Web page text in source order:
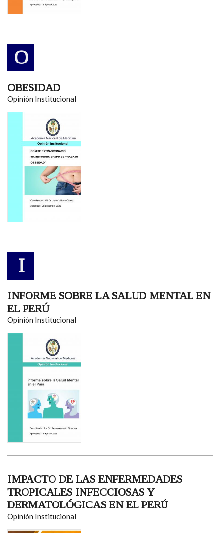
O
OBESIDAD
Opinión Institucional
I
INFORME SOBRE LA SALUD MENTAL EN
EL PERÚ
Opinión Institucional
IMPACTO DE LAS ENFERMEDADES
TROPICALES INFECCIOSAS Y
DERMATOLÓGICAS EN EL PERÚ
Opinión Institucional